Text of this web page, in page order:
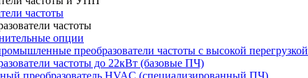
частоты
частоты
опции
преобразователи частоты с высокой перегрузкой
частоты до 22кВт (базовые ПЧ)
преобразователь HVAC (специализированный ПЧ)